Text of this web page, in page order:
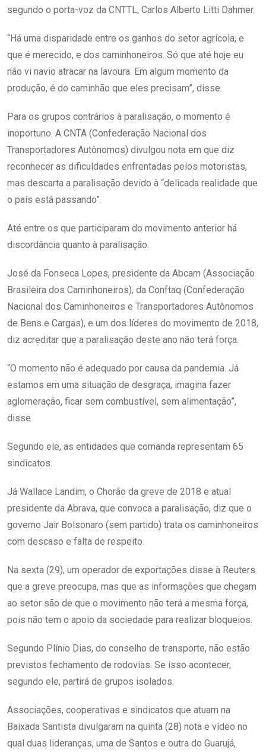
segundo o porta-voz da CNTTL, Carlos Alberto Litti Dahmer.
“Há uma disparidade entre os ganhos do setor agrícola, e
que é merecido, e dos caminhoneiros. Só que até hoje eu
não vi navio atracar na lavoura. Em algum momento da
produção, é do caminhão que eles precisam”, disse.
Para os grupos contrários à paralisação, o momento é
inoportuno. A CNTA (Confederação Nacional dos
Transportadores Autônomos) divulgou nota em que diz
reconhecer as dificuldades enfrentadas pelos motoristas,
mas descarta a paralisação devido à “delicada realidade que
o país está passando”.
Até entre os que participaram do movimento anterior há
discordância quanto à paralisação.
José da Fonseca Lopes, presidente da Abcam (Associação
Brasileira dos Caminhoneiros), da Conftaq (Confederação
Nacional dos Caminhoneiros e Transportadores Autônomos
de Bens e Cargas), e um dos líderes do movimento de 2018,
diz acreditar que a paralisação deste ano não terá força.
“O momento não é adequado por causa da pandemia. Já
estamos em uma situação de desgraça, imagina fazer
aglomeração, ficar sem combustível, sem alimentação”,
disse.
Segundo ele, as entidades que comanda representam 65
sindicatos.
Já Wallace Landim, o Chorão da greve de 2018 e atual
presidente da Abrava, que convoca a paralisação, diz que o
governo Jair Bolsonaro (sem partido) trata os caminhoneiros
com descaso e falta de respeito.
Na sexta (29), um operador de exportações disse à Reuters
que a greve preocupa, mas que as informações que chegam
ao setor são de que o movimento não terá a mesma força,
pois não tem o apoio da sociedade para realizar bloqueios.
Segundo Plínio Dias, do conselho de transporte, não estão
previstos fechamento de rodovias. Se isso acontecer,
segundo ele, partirá de grupos isolados.
Associações, cooperativas e sindicatos que atuam na
Baixada Santista divulgaram na quinta (28) nota e vídeo no
qual duas lideranças, uma de Santos e outra do Guarujá,